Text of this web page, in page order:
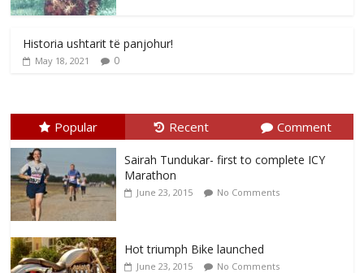
Historia ushtarit të panjohur!
May 18, 2021 0
Popular Recent Comment
Sairah Tundukar- first to complete ICY
Marathon
June 23, 2015 No Comments
Hot triumph Bike launched
June 23, 2015 No Comments